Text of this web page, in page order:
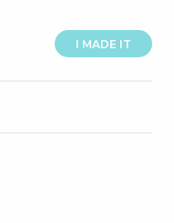
I MADE IT